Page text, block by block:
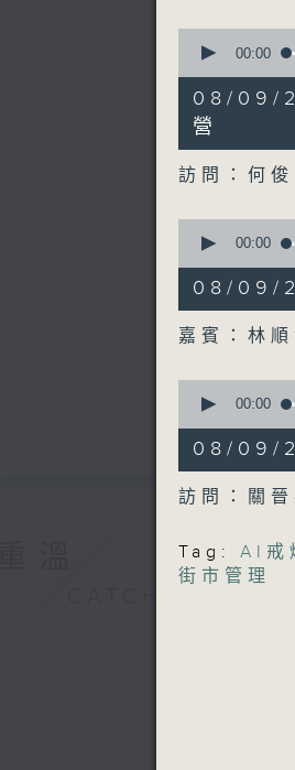
seconds
20
minutes,
seconds
00:00
08/09/
營
訪問：何
seconds
minutes,
46
seconds
90%
00:00
08/09/
嘉賓：林
seconds
11
minutes,
56
seconds
90%
00:00
08/09/
訪問：關
Tag:
AI戒
街市管理